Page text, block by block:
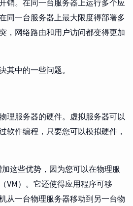
同一台服务器上最大限度得部署多
，网络路由和用户访问都变得更加
其中的一些问题。
理服务器的硬件。虚拟服务器可以
软件编程，只要您可以模拟硬件，
这些优势，因为您可以在物理服
VM）。它还使得应用程序可移
从一台物理服务器移动到另一台物